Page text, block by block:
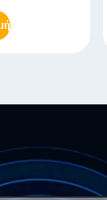
επέκτασης